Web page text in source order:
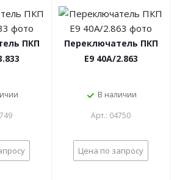
ПКП
Переключатель ПКП
Е9 40А/2.863
В наличии
Арт.: 04750
Цена по запросу